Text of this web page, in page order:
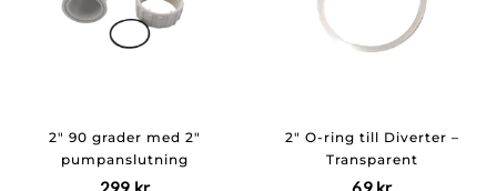
2″ 90 grader med 2″
pumpanslutning
2″ O-ring till Diverter –
Transparent